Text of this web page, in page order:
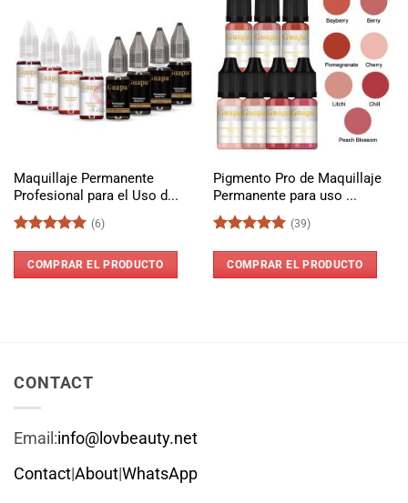
Maquillaje Permanente
Profesional para el Uso d...
con5de 5
(6)
COMPRAR EL PRODUCTO
Pigmento Pro de Maquillaje
Permanente para uso ...
con4.97
de 5
(39)
COMPRAR EL PRODUCTO
CONTACT
Email:info@lovbeauty.net
Contact|About|WhatsApp